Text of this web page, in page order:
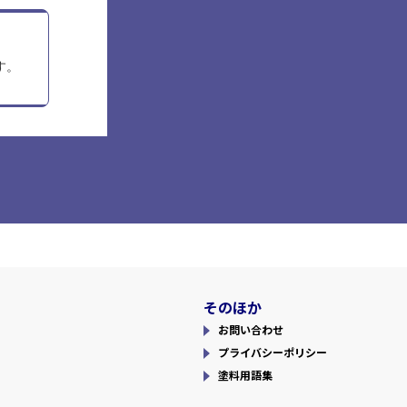
そのほか
お問い合わせ
プライバシーポリシー
塗料用語集